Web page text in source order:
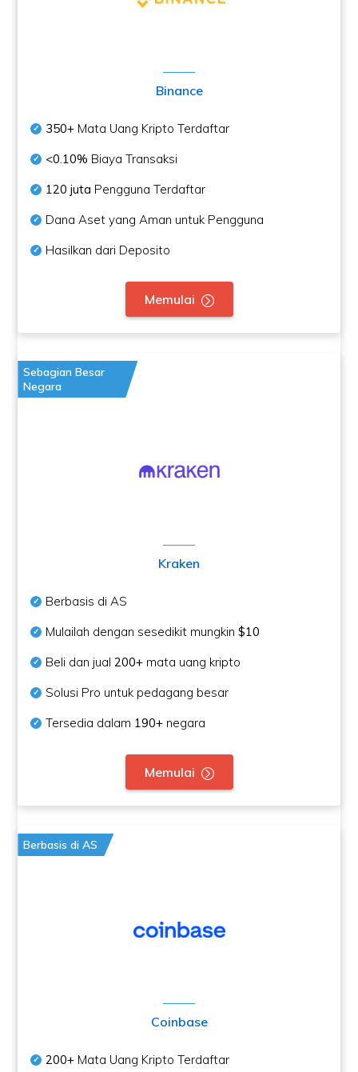
Binance
350+ Mata Uang Kripto Terdaftar
<0.10% Biaya Transaksi
120 juta Pengguna Terdaftar
Dana Aset yang Aman untuk Pengguna
Hasilkan dari Deposito
Memulai
Sebagian Besar
Negara
Kraken
Berbasis di AS
Mulailah dengan sesedikit mungkin$10
Beli dan jual200+ mata uang kripto
Solusi Pro untuk pedagang besar
Tersedia dalam 190+ negara
Memulai
Berbasis di AS
Coinbase
200+ Mata Uang Kripto Terdaftar